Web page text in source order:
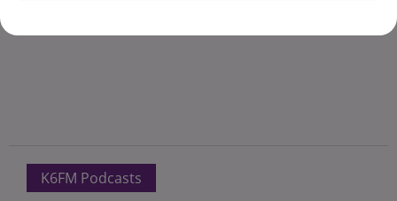
K6FM Podcasts